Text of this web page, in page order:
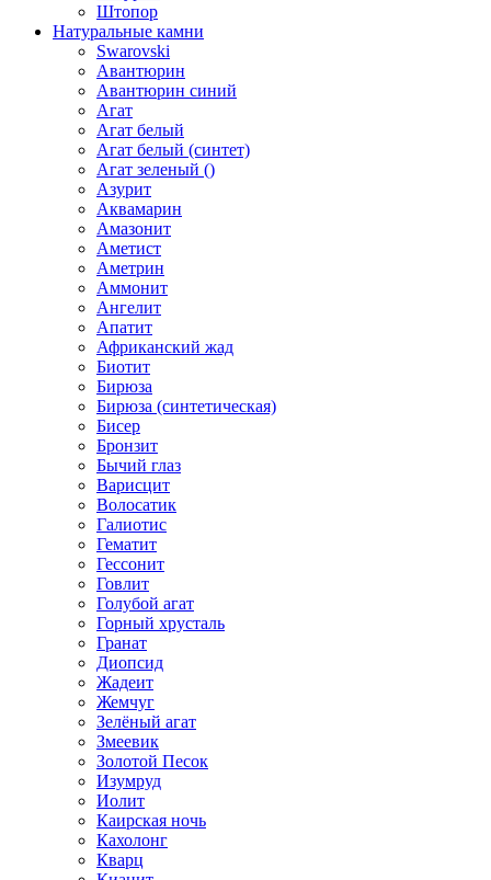
Штопор
Натуральные камни
Swarovski
Авантюрин
Авантюрин синий
Агат
Агат белый
Агат белый (синтет)
Агат зеленый ()
Азурит
Аквамарин
Амазонит
Аметист
Аметрин
Аммонит
Ангелит
Апатит
Африканский жад
Биотит
Бирюза
Бирюза (синтетическая)
Бисер
Бронзит
Бычий глаз
Варисцит
Волосатик
Галиотис
Гематит
Гессонит
Говлит
Голубой агат
Горный хрусталь
Гранат
Диопсид
Жадеит
Жемчуг
Зелёный агат
Змеевик
Золотой Песок
Изумруд
Иолит
Каирская ночь
Кахолонг
Кварц